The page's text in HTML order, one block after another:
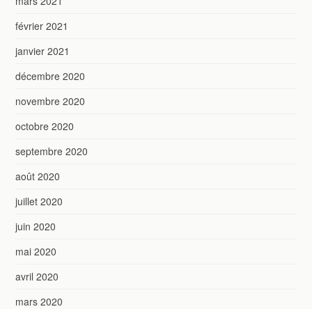
février 2021
janvier 2021
décembre 2020
novembre 2020
octobre 2020
septembre 2020
août 2020
juillet 2020
juin 2020
mai 2020
avril 2020
mars 2020